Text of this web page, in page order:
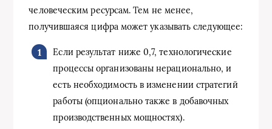
человеческим ресурсам. Тем не менее,
получившаяся цифра может указывать следующее:
Если результат ниже 0,7, технологические
процессы организованы нерационально, и
есть необходимость в изменении стратегий
работы (опционально также в добавочных
производственных мощностях).